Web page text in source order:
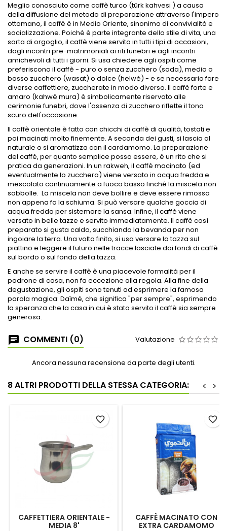
Meglio conosciuto come caffè turco (türk kahvesi ) a causa
della diffusione del metodo di preparazione attraverso l'impero
ottomano, il caffè è in Medio Oriente, sinonimo di convivialità e
socializzazione. Poiché è parte integrante dello stile di vita, una
sorta di orgoglio, il caffè viene servito in tutti i tipi di occasioni,
dagli incontri pre-matrimoniali ai riti funebri e agli incontri
amichevoli di tutti i giorni. Si usa chiedere agli ospiti come
preferiscono il caffè - puro o senza zucchero (sada), medio o
basso zucchero (wasat) o dolce (helwé) - e se necessario fare
diverse caffettiere, zuccherate in modo diverso. Il caffè forte e
amaro (kahwé mura) è simbolicamente riservato alle
cerimonie funebri, dove l'assenza di zucchero riflette il tono
scuro dell'occasione.
Il caffè orientale è fatto con chicchi di caffè di qualità, tostati e
poi macinati molto finemente. A seconda dei gusti, si lascia al
naturale o si aromatizza con il cardamomo. La preparazione
del caffè, per quanto semplice possa essere, è un rito che si
pratica da generazioni. In un rakweh, il caffè macinato (ed
eventualmente lo zucchero) viene versato in acqua fredda e
mescolato continuamente a fuoco basso finché la miscela non
sobbolle. La miscela non deve bollire e deve essere rimossa
non appena fa la schiuma. Si può versare qualche goccia di
acqua fredda per sistemare la sansa. Infine, il caffè viene
versato in belle tazze e servito immediatamente. Il caffè così
preparato si gusta caldo, succhiando la bevanda per non
ingoiare la terra. Una volta finito, si usa versare la tazza sul
piattino e leggere il futuro nelle tracce lasciate dai fondi di caffè
sul bordo o sul fondo della tazza.
E anche se servire il caffè è una piacevole formalità per il
padrone di casa, non fa eccezione alla regola. Alla fine della
degustazione, gli ospiti sono tenuti ad esprimere la famosa
parola magica: Daïmé, che significa "per sempre", esprimendo
la speranza che la casa in cui è stato servito il caffè sia sempre
generosa.
COMMENTI (0) Valutazione
Ancora nessuna recensione da parte degli utenti.
8 ALTRI PRODOTTI DELLA STESSA CATEGORIA: >
<
CAFFETTIERA ORIENTALE -
MEDIA 8'
favorite_border
CAFFÈ MACINATO CON
EXTRA CARDAMOMO
favorite_border